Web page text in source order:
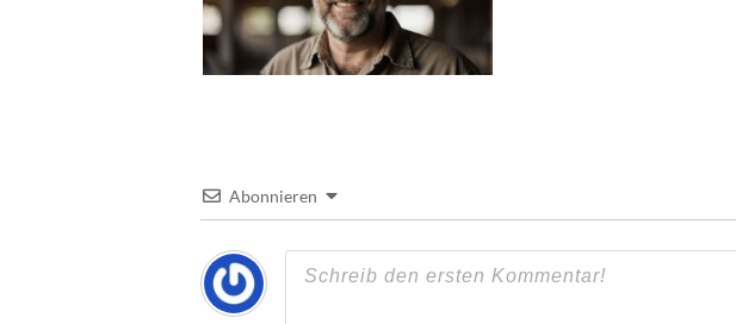
Abonnieren